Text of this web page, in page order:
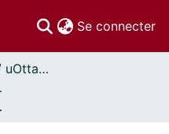
Se connecter
Thèses uOttawa // uOttawa Theses
2010
magmatique